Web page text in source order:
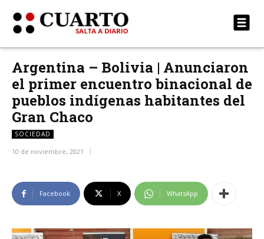
Argentina – Bolivia | Anunciaron
el primer encuentro binacional de
pueblos indígenas habitantes del
Gran Chaco
SOCIEDAD
10 de noviembre, 2021
Facebook X WhatsApp